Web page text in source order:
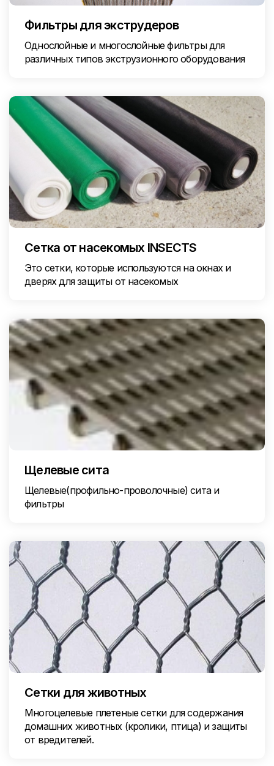
Фильтры для экструдеров
Однослойные и многослойные фильтры для
различных типов экструзионного оборудования
Сетка от насекомых INSECTS
Это сетки, которые используются на окнах и
дверях для защиты от насекомых
Щелевые сита
Щелевые(профильно-проволочные) сита и
фильтры
Сетки для животных
Многоцелевые плетеные сетки для содержания
домашних животных (кролики, птица) и защиты
от вредителей.